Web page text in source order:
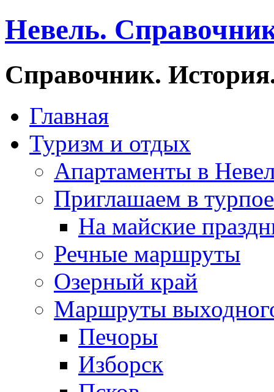
Невель.
Справочник.
Главная
Туризм и отдых
Апартаменты в
Приглашаем в
На майские
Речные маршруты
Озерный край
Маршруты
Печоры
Изборск